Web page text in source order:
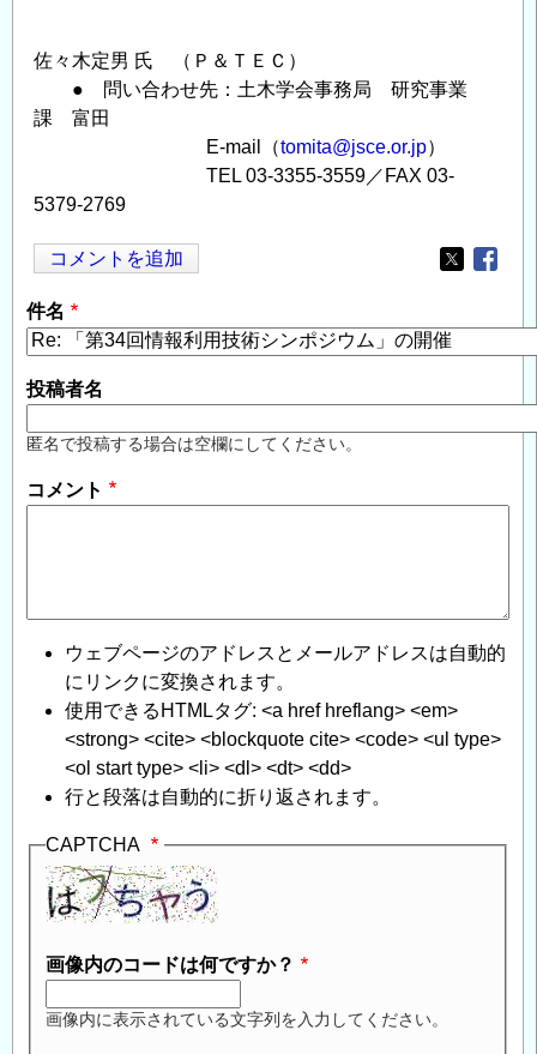
佐々木定男 氏 （Ｐ＆ＴＥＣ）
● 問い合わせ先：土木学会事務局 研究事業
課 富田
E-mail（tomita@jsce.or.jp）
TEL 03-3355-3559／FAX 03-
5379-2769
コメントを追加
Opens in
件名
投稿者名
匿名で投稿する場合は空欄にしてください。
コメント
ウェブページのアドレスとメールアドレスは自動的
にリンクに変換されます。
使用できるHTMLタグ: <a href hreflang> <em>
<strong> <cite> <blockquote cite> <code> <ul type>
<ol start type> <li> <dl> <dt> <dd>
行と段落は自動的に折り返されます。
CAPTCHA
画像内のコードは何ですか？
画像内に表示されている文字列を入力してください。